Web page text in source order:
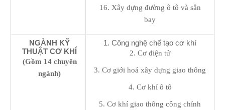
16. Xây dựng đường ô tô và sân
bay
NGÀNH KỸ
THUẬT CƠ KHÍ
(Gồm 14 chuyên
ngành)
1. Công nghệ chế tạo cơ khí
2. Cơ điện tử
3. Cơ giới hoá xây dựng giao thông
4. Cơ khí ô tô
5. Cơ khí giao thông công chính